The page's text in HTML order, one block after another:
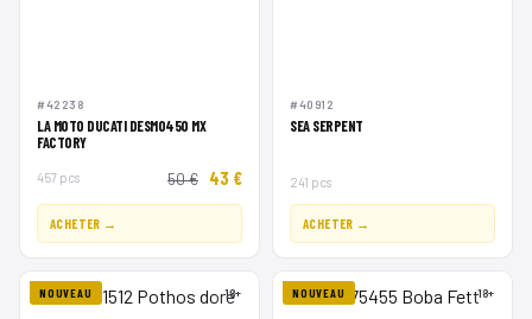
#42238
LA MOTO DUCATI DESMO450 MX
FACTORY
457 pcs 50 € 43 €
ACHETER →
#40912
SEA SERPENT
241 pcs
ACHETER →
NOUVEAU 18+ NOUVEAU 18+